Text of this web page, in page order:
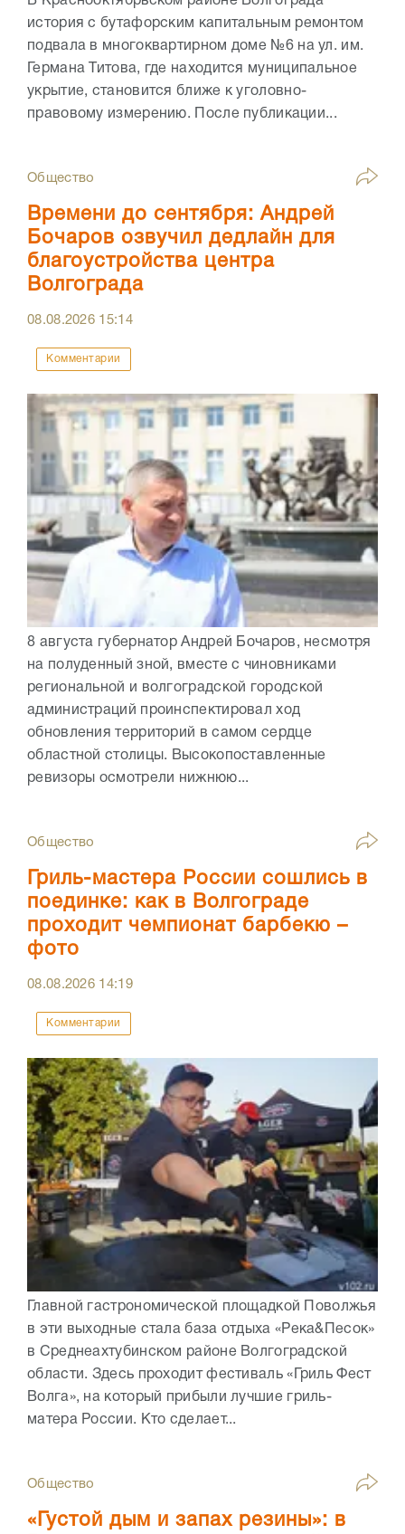
история с бутафорским капитальным ремонтом
подвала в многоквартирном доме №6 на ул. им.
Германа Титова, где находится муниципальное
укрытие, становится ближе к уголовно-
правовому измерению. После публикации...
Общество
Времени до сентября: Андрей
Бочаров озвучил дедлайн для
благоустройства центра
Волгограда
08.08.2026 15:14
Комментарии
8 августа губернатор Андрей Бочаров, несмотря
на полуденный зной, вместе с чиновниками
региональной и волгоградской городской
администраций проинспектировал ход
обновления территорий в самом сердце
областной столицы. Высокопоставленные
ревизоры осмотрели нижнюю...
Общество
Гриль-мастера России сошлись в
поединке: как в Волгограде
проходит чемпионат барбекю –
фото
08.08.2026 14:19
Комментарии
Главной гастрономической площадкой Поволжья
в эти выходные стала база отдыха «Река&Песок»
в Среднеахтубинском районе Волгоградской
области. Здесь проходит фестиваль «Гриль Фест
Волга», на который прибыли лучшие гриль-
матера России. Кто сделает...
Общество
«Густой дым и запах резины»: в